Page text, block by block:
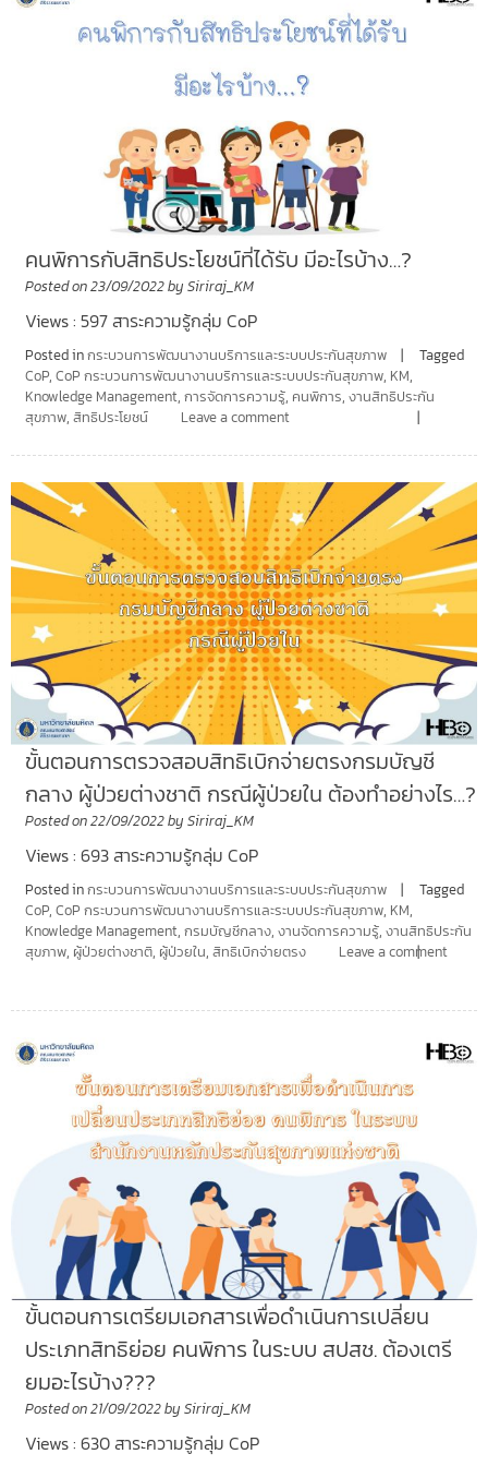
คนพิการกับสิทธิประโยชน์ที่ได้รับ มีอะไรบ้าง…?
Posted on23/09/2022by Siriraj_KM
Views : 597 สาระความรู้กลุ่ม CoP
Posted inกระบวนการพัฒนางานบริการและระบบประกันสุขภาพ
Tagged
CoP, CoP กระบวนการพัฒนางานบริการและระบบประกันสุขภาพ, KM,
Knowledge Management, การจัดการความรู้, คนพิการ, งานสิทธิประกัน
สุขภาพ, สิทธิประโยชน์ Leave a comment
ขั้นตอนการตรวจสอบสิทธิเบิกจ่ายตรงกรมบัญชี
กลาง ผู้ป่วยต่างชาติ กรณีผู้ป่วยใน ต้องทำอย่างไร…?
Posted on22/09/2022by Siriraj_KM
Views : 693 สาระความรู้กลุ่ม CoP
Posted inกระบวนการพัฒนางานบริการและระบบประกันสุขภาพ
Tagged
CoP, CoP กระบวนการพัฒนางานบริการและระบบประกันสุขภาพ, KM,
Knowledge Management, กรมบัญชีกลาง, งานจัดการความรู้, งานสิทธิประกัน
สุขภาพ, ผู้ป่วยต่างชาติ, ผู้ป่วยใน, สิทธิเบิกจ่ายตรง Leave a comment
ขั้นตอนการเตรียมเอกสารเพื่อดำเนินการเปลี่ยน
ประเภทสิทธิย่อย คนพิการ ในระบบ สปสช. ต้องเตรี
ยมอะไรบ้าง???
Posted on21/09/2022by Siriraj_KM
Views : 630 สาระความรู้กลุ่ม CoP